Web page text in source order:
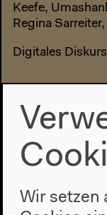
Keefe,
Regina
Digitales
Freitag
Wir setzen